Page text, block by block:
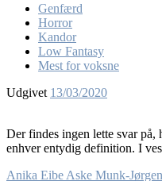
Genfærd
Horror
Kandor
Low Fantasy
Mest for voksne
Udgivet 13/03/2020
Der findes ingen lette svar på,
enhver entydig definition. I
Anika Eibe Aske Munk-